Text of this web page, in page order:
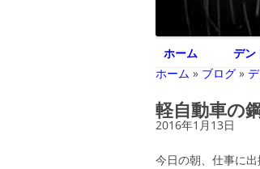
ホーム デン
ホーム » ブログ »
軽自動車の
2016年1月13日
今日の朝、仕事に